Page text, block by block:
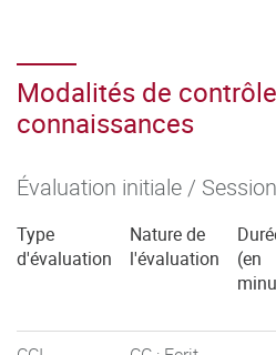
Modalités de
connaissances
Évaluation initiale /
Type
d'évaluation
Nature de
l'évaluation
(en